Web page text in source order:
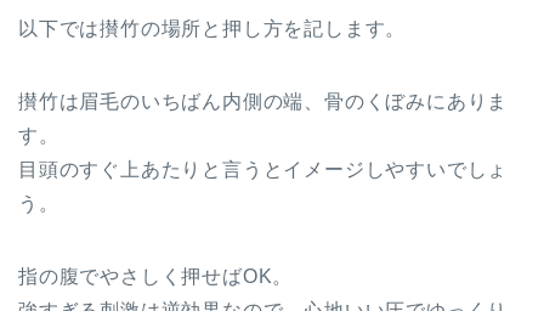
以下では攅竹の場所と押し方を記します。
攅竹は眉毛のいちばん内側の端、骨のくぼみにありま
す。
目頭のすぐ上あたりと言うとイメージしやすいでしょ
う。
指の腹でやさしく押せばOK。